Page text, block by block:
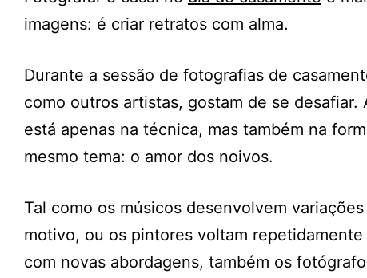
imagens: é criar retratos com alma.
Durante a sessão de fotografias de
como outros artistas, gostam de se desafiar.
está apenas na técnica, mas também na
mesmo tema: o amor dos noivos.
Tal como os músicos desenvolvem
motivo, ou os pintores voltam repetidamente
com novas abordagens, também os